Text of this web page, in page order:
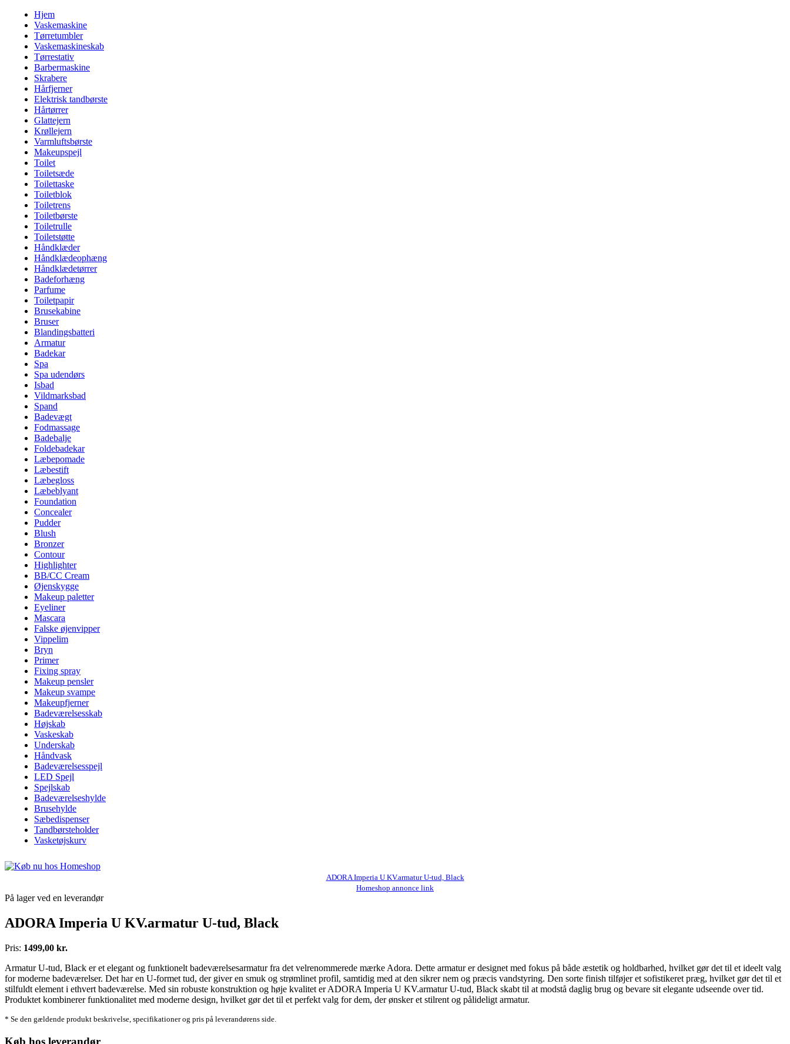
Hjem
Vaskemaskine
Tørretumbler
Vaskemaskineskab
Tørrestativ
Barbermaskine
Skrabere
Hårfjerner
Elektrisk tandbørste
Hårtørrer
Glattejern
Krøllejern
Varmluftsbørste
Makeupspejl
Toilet
Toiletsæde
Toilettaske
Toiletblok
Toiletrens
Toiletbørste
Toiletrulle
Toiletstøtte
Håndklæder
Håndklædeophæng
Håndklædetørrer
Badeforhæng
Parfume
Toiletpapir
Brusekabine
Bruser
Blandingsbatteri
Armatur
Badekar
Spa
Spa udendørs
Isbad
Vildmarksbad
Spand
Badevægt
Fodmassage
Badebalje
Foldebadekar
Læbepomade
Læbestift
Læbegloss
Læbeblyant
Foundation
Concealer
Pudder
Blush
Bronzer
Contour
Highlighter
BB/CC Cream
Øjenskygge
Makeup paletter
Eyeliner
Mascara
Falske øjenvipper
Vippelim
Bryn
Primer
Fixing spray
Makeup pensler
Makeup svampe
Makeupfjerner
Badeværelsesskab
Højskab
Vaskeskab
Underskab
Håndvask
Badeværelsesspejl
LED Spejl
Spejlskab
Badeværelseshylde
Brusehylde
Sæbedispenser
Tandbørsteholder
Vasketøjskurv
ADORA Imperia U KV.armatur U-tud, Black
Homeshop annonce link
På lager ved en leverandør
ADORA Imperia U KV.armatur U-tud, Black
Pris: 1499,00 kr.
Armatur U-tud, Black er et elegant og funktionelt badeværelsesarmatur fra det velrenommerede mærke Adora. Dette armatur er designet med fokus på både æstetik og holdbarhed, hvilket gør det til et ideelt valg
for moderne badeværelser. Det har en U-formet tud, der giver en smuk og strømlinet profil, samtidig med at den sikrer nem og præcis vandstyring. Den sorte finish tilføjer et sofistikeret præg, hvilket gør det til et
stilfuldt element i ethvert badeværelse. Med sin robuste konstruktion og høje kvalitet er ADORA Imperia U KV.armatur U-tud, Black skabt til at modstå daglig brug og bevare sit elegante udseende over tid.
Produktet kombinerer funktionalitet med moderne design, hvilket gør det til et perfekt valg for dem, der ønsker et stilrent og pålideligt armatur.
* Se den gældende produkt beskrivelse, specifikationer og pris på leverandørens side.
Køb hos leverandør